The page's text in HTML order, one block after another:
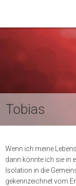
Tobias
Wenn ich meine
dann könnte ich sie in
Isolation in die
gekennzeichnet vom